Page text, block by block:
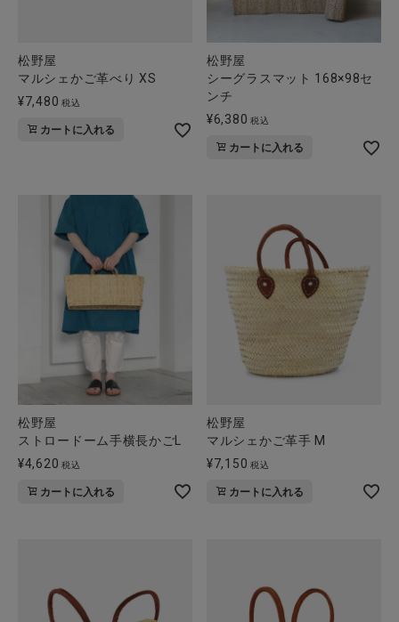
松野屋
マルシェかご革べり XS
¥7,480 税込
カートに入れる
松野屋
シーグラスマット 168×98セ
ンチ
¥6,380 税込
カートに入れる
松野屋
ストロードーム手横長かごL
¥4,620 税込
カートに入れる
松野屋
マルシェかご革手 M
¥7,150 税込
カートに入れる